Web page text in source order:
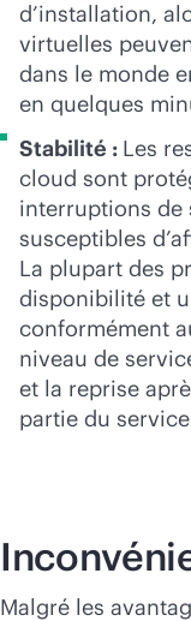
d’installation,
virtuelles
dans le monde
en quelques
Stabilité : Les
cloud sont
interruptions de
susceptibles
La plupart des
disponibilité et
conformément
niveau de
et la reprise
partie du
Malgré les